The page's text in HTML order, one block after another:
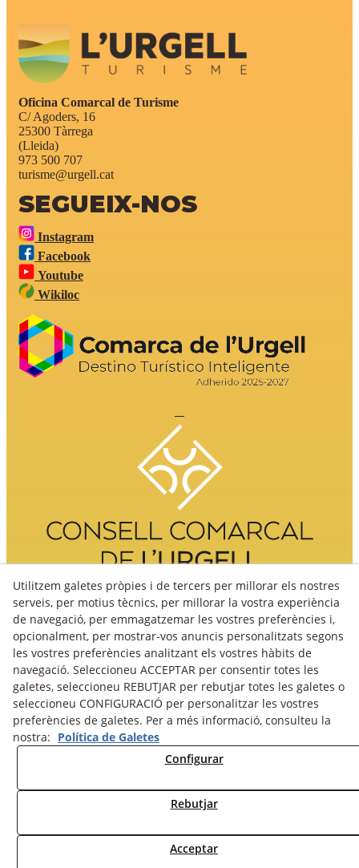
Oficina Comarcal de Turisme
C/ Agoders, 16
25300 Tàrrega
(Lleida)
973 500 707
turisme@urgell.cat
SEGUEIX-NOS
Instagram
Facebook
Youtube
Wikiloc
Avís Legal Política Cookies
Utilitzem galetes pròpies i de tercers per millorar els nostres
serveis, per motius tècnics, per millorar la vostra experiència
de navegació, per emmagatzemar les vostres preferències i,
opcionalment, per mostrar-vos anuncis personalitzats segons
les vostres preferències analitzant els vostres hàbits de
navegació. Seleccioneu ACCEPTAR per consentir totes les
galetes, seleccioneu REBUTJAR per rebutjar totes les galetes o
seleccioneu CONFIGURACIÓ per personalitzar les vostres
preferències de galetes. Per a més informació, consulteu la
nostra: Política de Galetes
Configurar
Rebutjar
Acceptar